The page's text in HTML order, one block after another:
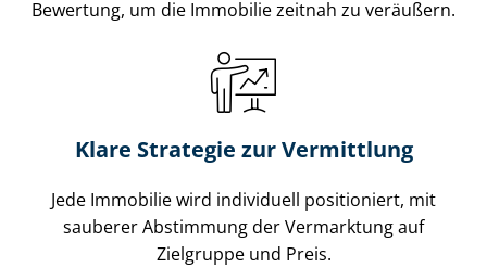
Bewertung, um die Immobilie zeitnah zu veräußern.
Klare Strategie zur Vermittlung
Jede Immobilie wird individuell positioniert, mit
sauberer Abstimmung der Vermarktung auf
Zielgruppe und Preis.